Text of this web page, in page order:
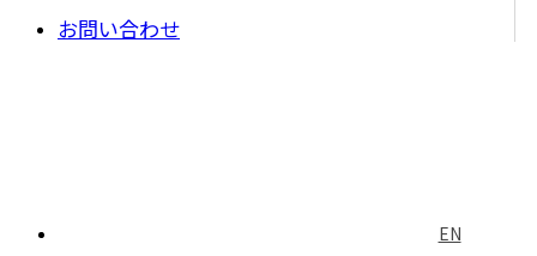
お問い合わせ
EN